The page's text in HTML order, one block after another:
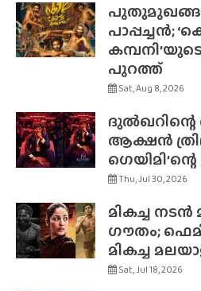
പാപ്പച്ചൻ;
പുറത്ത്
Sat, Aug 8, 2026
ആക്ഷൻ
Thu, Jul 30, 2026
മികച്ച നടൻ
ഗൗതം;
മികച്ച
Sat, Jul 18, 2026